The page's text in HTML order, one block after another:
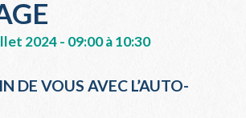
2024 - 09:00 à 10:30
DE VOUS AVEC L’AUTO-